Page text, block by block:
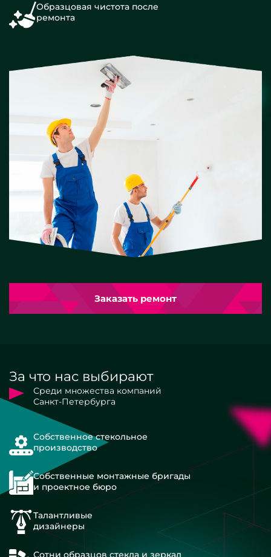
Образцовая чистота после
ремонта
Заказать ремонт
За что нас выбирают
Среди множества компаний
Санкт-Петербурга
Собственное стекольное
производство
Собственные монтажные бригады
и проектное бюро
Талантливые
дизайнеры
Сотни образцов стекла и зеркал